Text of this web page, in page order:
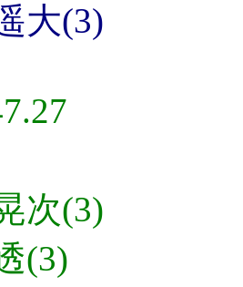
大(3)
次(3)
(3)